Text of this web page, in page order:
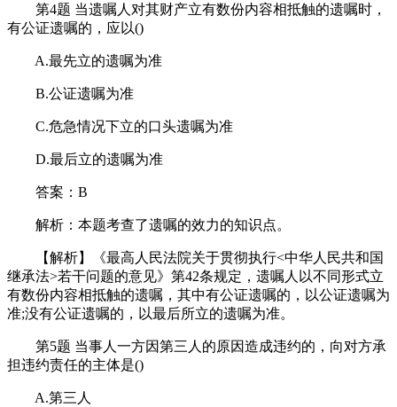
第4题 当遗嘱人对其财产立有数份内容相抵触的遗嘱时，
有公证遗嘱的，应以()
A.最先立的遗嘱为准
B.公证遗嘱为准
C.危急情况下立的口头遗嘱为准
D.最后立的遗嘱为准
答案：B
解析：本题考查了遗嘱的效力的知识点。
【解析】《最高人民法院关于贯彻执行<中华人民共和国
继承法>若干问题的意见》第42条规定，遗嘱人以不同形式立
有数份内容相抵触的遗嘱，其中有公证遗嘱的，以公证遗嘱为
准;没有公证遗嘱的，以最后所立的遗嘱为准。
第5题 当事人一方因第三人的原因造成违约的，向对方承
担违约责任的主体是()
A.第三人